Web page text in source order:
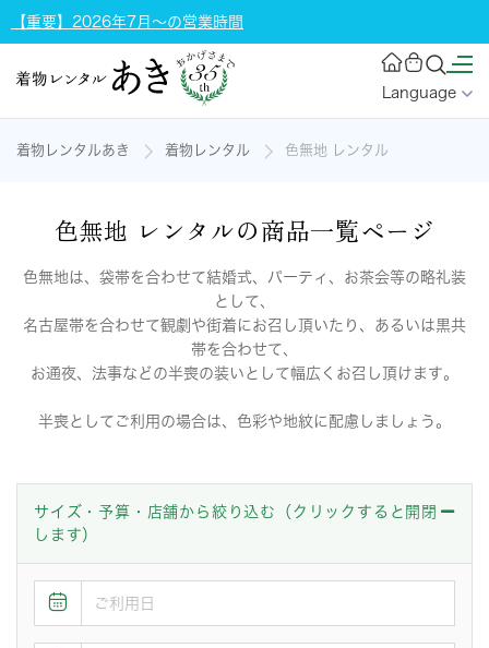
【重要】2026年7月～の営業時間
Language
着物レンタルあき 着物レンタル 色無地 レンタル
色無地 レンタルの商品一覧ページ
色無地は、袋帯を合わせて結婚式、パーティ、お茶会等の略礼装
として、
名古屋帯を合わせて観劇や街着にお召し頂いたり、あるいは黒共
帯を合わせて、
お通夜、法事などの半喪の装いとして幅広くお召し頂けます。
半喪としてご利用の場合は、色彩や地紋に配慮しましょう。
サイズ・予算・店舗から絞り込む（クリックすると開閉
します）